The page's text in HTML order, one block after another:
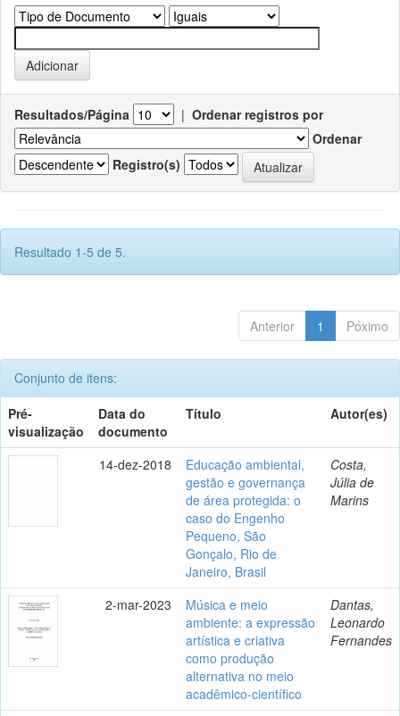
Resultados/Página | Ordenar registros por
Ordenar
Registro(s)
Resultado 1-5 de 5.
Anterior 1 Póximo
Conjunto de itens:
Pré-
visualização
Data do
documento
Título Autor(es)
14-dez-2018
Educação ambiental,
gestão e governança
de área protegida: o
caso do Engenho
Pequeno, São
Gonçalo, Rio de
Janeiro, Brasil
Costa,
Júlia de
Marins
2-mar-2023
Música e meio
ambiente: a expressão
artística e criativa
como produção
alternativa no meio
acadêmico-científico
Dantas,
Leonardo
Fernandes